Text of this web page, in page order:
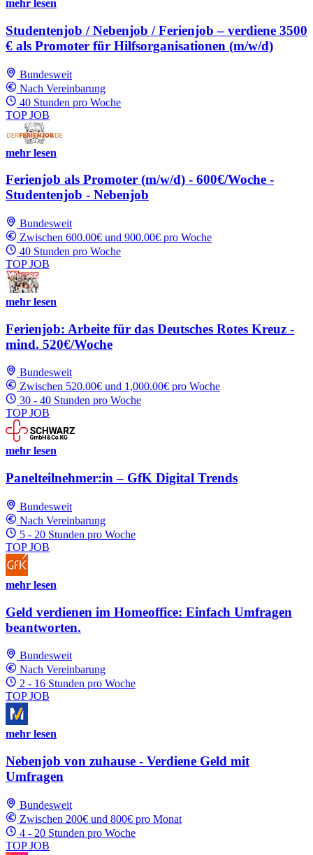
mehr lesen
Studentenjob / Nebenjob / Ferienjob – verdiene 3500
€ als Promoter für Hilfsorganisationen (m/w/d)
Bundesweit
Nach Vereinbarung
40 Stunden pro Woche
TOP JOB
mehr lesen
Ferienjob als Promoter (m/w/d) - 600€/Woche -
Studentenjob - Nebenjob
Bundesweit
Zwischen 600.00€ und 900.00€ pro Woche
40 Stunden pro Woche
TOP JOB
mehr lesen
Ferienjob: Arbeite für das Deutsches Rotes Kreuz -
mind. 520€/Woche
Bundesweit
Zwischen 520.00€ und 1,000.00€ pro Woche
30 - 40 Stunden pro Woche
TOP JOB
mehr lesen
Panelteilnehmer:in – GfK Digital Trends
Bundesweit
Nach Vereinbarung
5 - 20 Stunden pro Woche
TOP JOB
mehr lesen
Geld verdienen im Homeoffice: Einfach Umfragen
beantworten.
Bundesweit
Nach Vereinbarung
2 - 16 Stunden pro Woche
TOP JOB
mehr lesen
Nebenjob von zuhause - Verdiene Geld mit
Umfragen
Bundesweit
Zwischen 200€ und 800€ pro Monat
4 - 20 Stunden pro Woche
TOP JOB